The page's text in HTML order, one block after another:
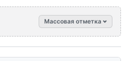
Массовая отметка